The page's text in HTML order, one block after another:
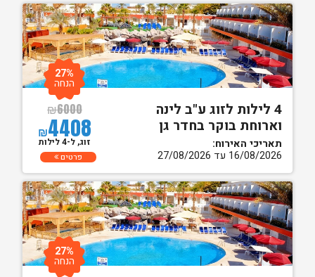
4 לילות לזוג ע"ב לינה
וארוחת בוקר בחדר גן
תאריכי האירוח:
16/08/2026 עד 27/08/2026
₪6000
₪4408
27%
הנחה
זוג, ל-4 לילות
פרטים
27%
הנחה